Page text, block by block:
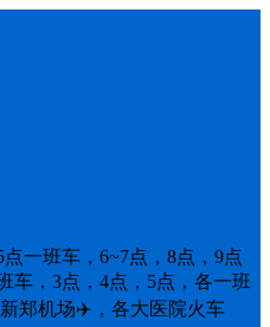
一班车，6~7点，8点，9点
车，3点，4点，5点，各一班
郑机场✈️，各大医院火车